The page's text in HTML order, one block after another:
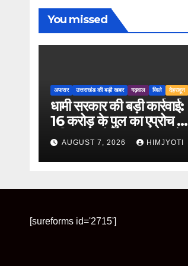
You missed
अफसर उत्तराखंड की बड़ी खबर गढ़वाल जिले देहरादून
धामी सरकार की बड़ी कार्रवाई:
16 करोड़ के पुल का एप्रोच रोड
क्षतिग्रस्त होने पर PWD के
तीन इंजीनियर निलंबित
AUGUST 7, 2026 HIMJYOTI
[sureforms id='2715']